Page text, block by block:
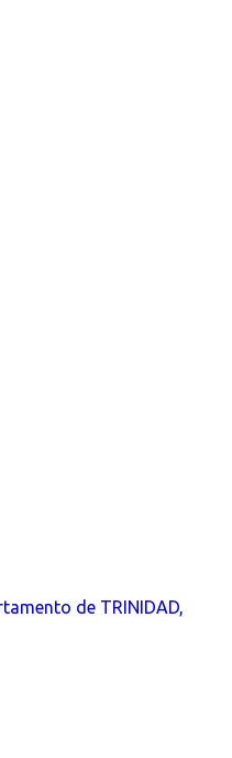
de TRINIDAD,